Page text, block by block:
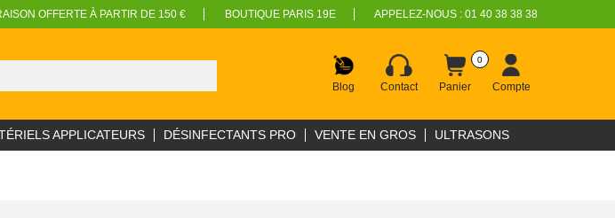
OFFERTE À PARTIR DE 150 € BOUTIQUE PARIS 19E APPELEZ-NOUS : 01 40 38 38 38
Blog Contact Panier
0
Compte
APPLICATEURS DÉSINFECTANTS PRO VENTE EN GROS ULTRASONS